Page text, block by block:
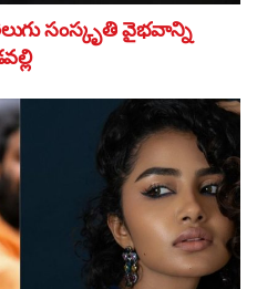
సంస్కృతి వైభవాన్ని